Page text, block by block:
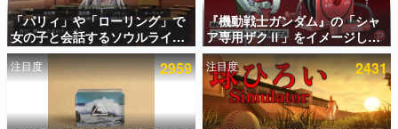
アプリセール情報
インタビュー
連載・特集一覧
殿堂入り記事
「パリィ」や「ローリング」で
女の子と会話するソウルライク
恋愛ゲーム『小早川さんはソウ
ルライク』無料公開。返事に失
敗すると「YOU DIED」
『機動戦士ガンダム』の「シャ
ア専用ザクⅡ」をイメージした
散水ホースリールが予約開始。
本体にはシャアのパーソナルマ
ークやジオン公国軍のエンブレ
ム、型式番号などを配置
注目度 2959 注目度 2431